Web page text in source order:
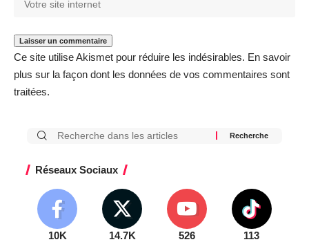
Ce site utilise Akismet pour réduire les indésirables. En savoir
plus sur la façon dont les données de vos commentaires sont
traitées.
Réseaux Sociaux
10K 14.7K 526 113